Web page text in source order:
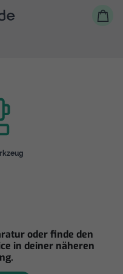
oder finde den
in deiner näheren